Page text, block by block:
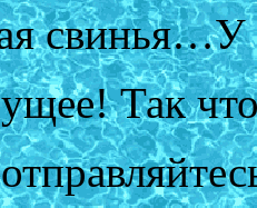
свинья…У
Так